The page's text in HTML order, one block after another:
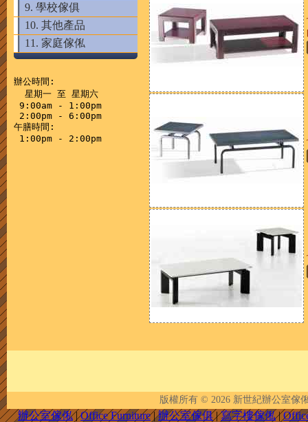
9. 學校傢俱
10. 其他產品
11. 家庭傢俬
辦公時間:
  星期一 至 星期六
9:00am - 1:00pm
2:00pm - 6:00pm
午膳時間:
版權所有 © 2026 新世紀辦公室傢
辦公室傢俬|Office Furniture|辦公室傢俱|寫字樓傢俬|